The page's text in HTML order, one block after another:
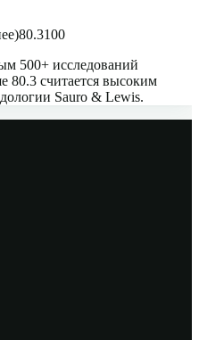
80.3100
500+ исследований
80.3 считается высоким
Sauro & Lewis.